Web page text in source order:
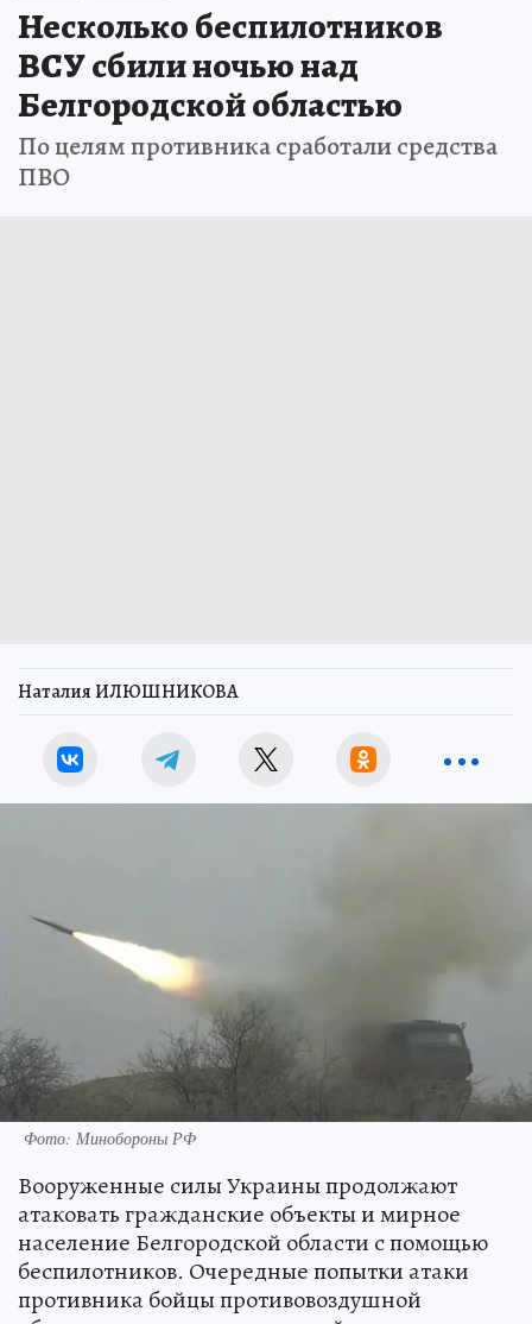
Несколько беспилотников
ВСУ сбили ночью над
Белгородской областью
По целям противника сработали средства
ПВО
Наталия ИЛЮШНИКОВА
Фото: Минобороны РФ
Вооруженные силы Украины продолжают
атаковать гражданские объекты и мирное
население Белгородской области с помощью
беспилотников. Очередные попытки атаки
противника бойцы противовоздушной